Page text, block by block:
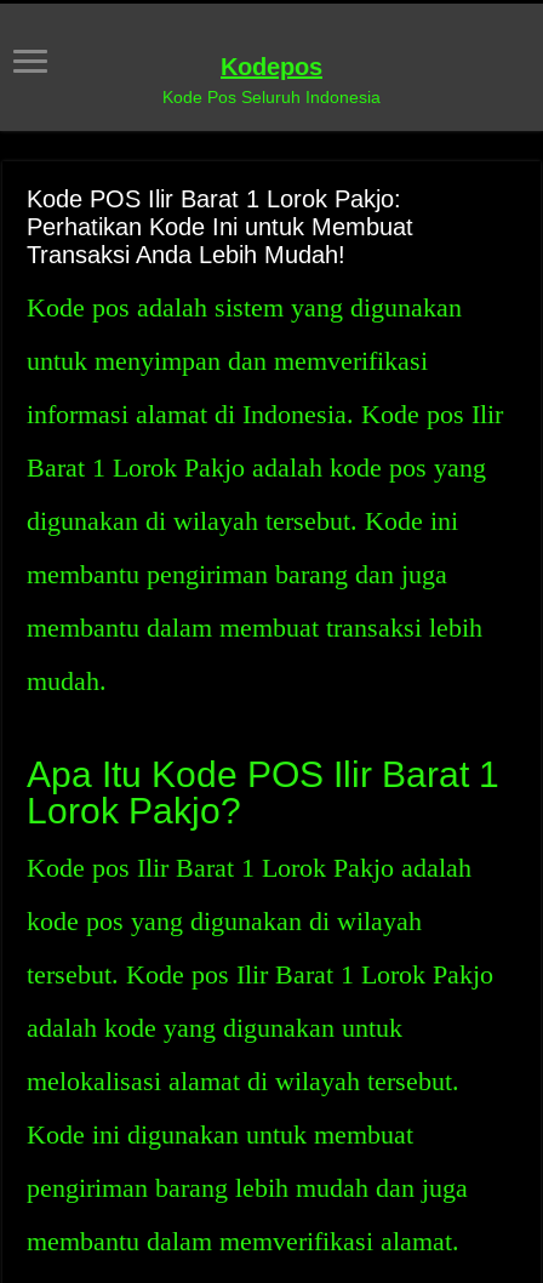
Kodepos
Kode Pos Seluruh Indonesia
Kode POS Ilir Barat 1 Lorok Pakjo:
Perhatikan Kode Ini untuk Membuat
Transaksi Anda Lebih Mudah!
Kode pos adalah sistem yang digunakan
untuk menyimpan dan memverifikasi
informasi alamat di Indonesia. Kode pos Ilir
Barat 1 Lorok Pakjo adalah kode pos yang
digunakan di wilayah tersebut. Kode ini
membantu pengiriman barang dan juga
membantu dalam membuat transaksi lebih
mudah.
Apa Itu Kode POS Ilir Barat 1
Lorok Pakjo?
Kode pos Ilir Barat 1 Lorok Pakjo adalah
kode pos yang digunakan di wilayah
tersebut. Kode pos Ilir Barat 1 Lorok Pakjo
adalah kode yang digunakan untuk
melokalisasi alamat di wilayah tersebut.
Kode ini digunakan untuk membuat
pengiriman barang lebih mudah dan juga
membantu dalam memverifikasi alamat.